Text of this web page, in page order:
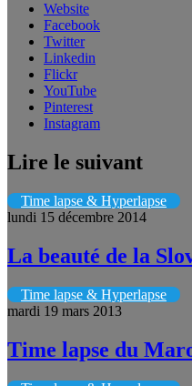
Website
Facebook
Twitter
Linkedin
Flickr
YouTube
Pinterest
Instagram
Lire le suivant
Time lapse & Hyperlapse
lundi 15 décembre 2014
La beauté de la
Time lapse & Hyperlapse
mardi 19 mars 2013
Time lapse du